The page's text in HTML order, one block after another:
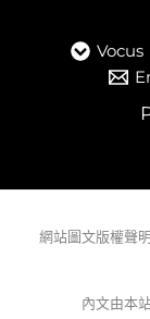
Vocus
網站圖文版權聲
內文由本